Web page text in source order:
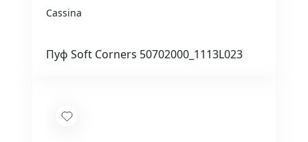
Cassina
Пуф Soft Corners 50702000_1113L023